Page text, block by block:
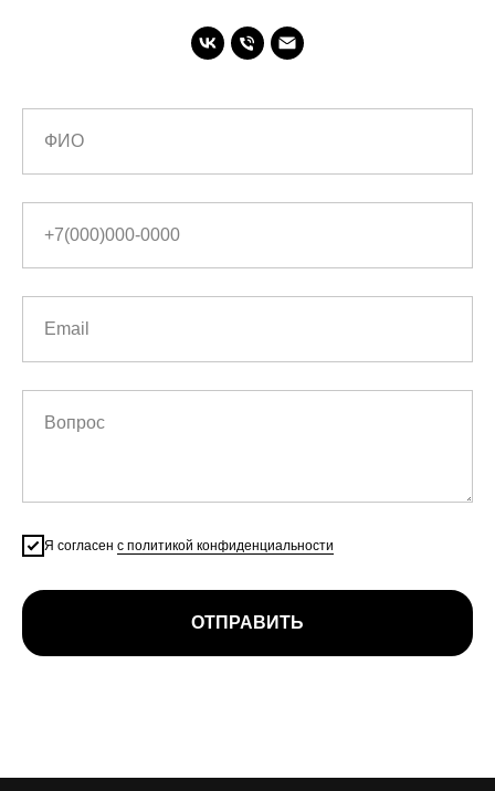
ФИО
+7(000)000-0000
Email
Вопрос
Я согласен с политикой конфиденциальности
ОТПРАВИТЬ